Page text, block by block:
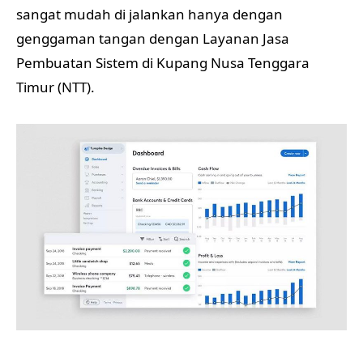
sangat mudah di jalankan hanya dengan
genggaman tangan dengan Layanan Jasa
Pembuatan Sistem di Kupang Nusa Tenggara
Timur (NTT).